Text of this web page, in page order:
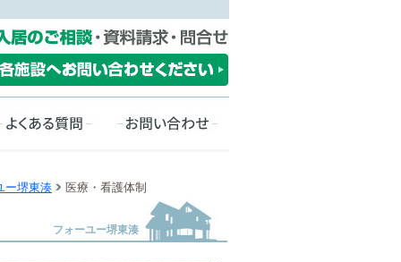
ー堺東湊 医療・看護体制
フォーユー堺東湊